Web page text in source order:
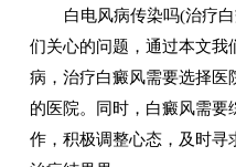
白电风病传染吗(治疗
们关心的问题，通过本文我
病，治疗白癜风需要选择医
的医院。同时，白癜风需要
作，积极调整心态，及时寻